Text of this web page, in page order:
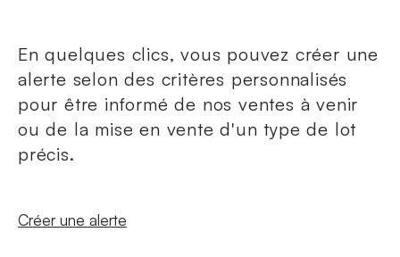
En quelques clics, vous pouvez créer une
alerte selon des critères personnalisés
pour être informé de nos ventes à venir
ou de la mise en vente d'un type de lot
précis.
Nouvelle fenêtre
Créer une alerte